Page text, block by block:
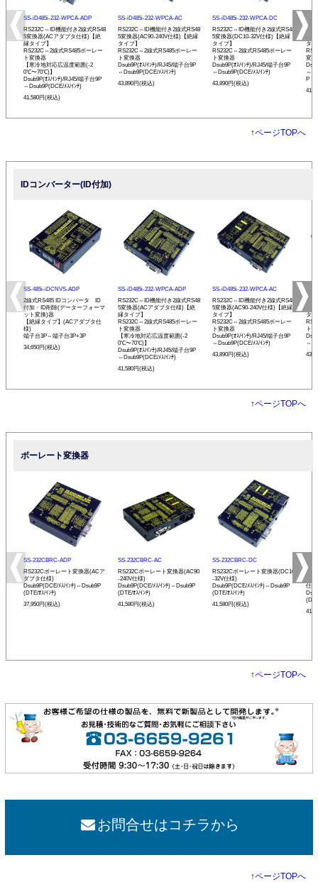
SS-iD485i-232-WPCA-ADP
RS232C⇔ID機能付き2線式RS48
5変換器(ACアダプタ仕様)【絶
縁タイプ】
RS232C⇔2線式RS485ボーレー
ト変換器
【寒冷地対応広温度範囲(-2
0℃〜70℃)】
Dsub9P(ｵｽ/ｲﾝﾁ)/RJ45/端子台9P
⇔Dsub9P(DCE/ﾒｽ/ｲﾝﾁ)
41,580円(税込)
SS-iD485i-232-WPCA-AC
RS232C⇔ID機能付き2線式RS48
5変換器(AC90-240V仕様)【絶縁
タイプ】
RS232C⇔2線式RS485ボーレー
ト変換器
Dsub9P(ｵｽ/ｲﾝﾁ)/RJ45/端子台9P
⇔Dsub9P(DCE/ﾒｽ/ｲﾝﾁ)
43,890円(税込)
SS-iD485i-232-WPCA-DC
RS232C⇔ID機能付き2線式RS48
5変換器(DC10-32V仕様)【絶縁
タイプ】
RS232C⇔2線式RS485ボーレー
ト変換器
Dsub9P(ｵｽ/ｲﾝﾁ)/RJ45/端子台9P
⇔Dsub9P(DCE/ﾒｽ/ｲﾝﾁ)
43,890円(税込)
タ
変
P
↑ページTOPへ
IDコンバーター(ID付加)
SS-485i-iDCNVS-ADP
2線式RS485 IDコンバータ ID
付加・ID削除(データーフォーマ
ット変換)器
【絶縁タイプ】(ACアダプタ仕
様)
端子台3P⇔端子台3P+3P
34,650円(税込)
SS-iD485i-232-WPCA-ADP
RS232C⇔ID機能付き2線式RS48
5変換器(ACアダプタ仕様)【絶
縁タイプ】
RS232C⇔2線式RS485ボーレー
ト変換器
【寒冷地対応広温度範囲(-2
0℃〜70℃)】
Dsub9P(ｵｽ/ｲﾝﾁ)/RJ45/端子台9P
⇔Dsub9P(DCE/ﾒｽ/ｲﾝﾁ)
41,580円(税込)
SS-iD485i-232-WPCA-AC
RS232C⇔ID機能付き2線式RS48
5変換器(AC90-240V仕様)【絶縁
タイプ】
RS232C⇔2線式RS485ボーレー
ト変換器
Dsub9P(ｵｽ/ｲﾝﾁ)/RJ45/端子台9P
⇔Dsub9P(DCE/ﾒｽ/ｲﾝﾁ)
43,890円(税込)
タ
ト
↑ページTOPへ
ボーレート変換器
SS-232CBRC-ADP
RS232Cボーレート変換器(ACア
ダプタ仕様)
Dsub9P(DCE/ﾒｽ/ｲﾝﾁ)⇔Dsub9P
(DTE/ｵｽ/ｲﾝﾁ)
37,950円(税込)
SS-232CBRC-AC
RS232Cボーレート変換器(AC90
-240V仕様)
Dsub9P(DCE/ﾒｽ/ｲﾝﾁ)⇔Dsub9P
(DTE/ｵｽ/ｲﾝﾁ)
41,580円(税込)
SS-232CBRC-DC
RS232Cボーレート変換器(DC10
-32V仕様)
Dsub9P(DCE/ﾒｽ/ｲﾝﾁ)⇔Dsub9P
(DTE/ｵｽ/ｲﾝﾁ)
41,580円(税込)
リ
仕
↑ページTOPへ
お問合せはコチラから
↑ページTOPへ